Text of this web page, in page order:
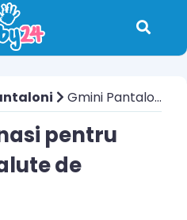
Gmini Pantalonasi pentru bebelusi Animalute de padure 68
pentru
de